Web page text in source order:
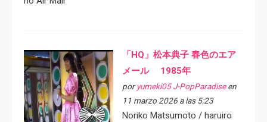
「HQ」松本典子 春色のエア
メール 1985年
por yumeki05 J-PopParadiseen
11 marzo 2026 a las 5:23
Noriko Matsumoto / haruiro